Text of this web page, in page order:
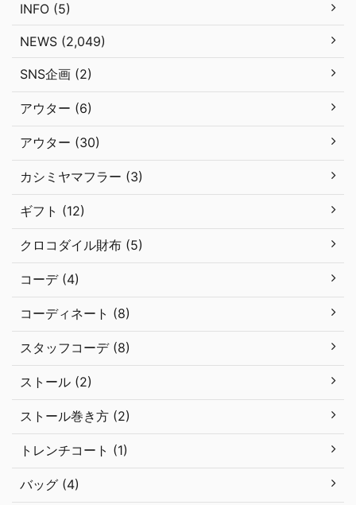
INFO (5)
NEWS (2,049)
SNS企画 (2)
アウター (6)
アウター (30)
カシミヤマフラー (3)
ギフト (12)
クロコダイル財布 (5)
コーデ (4)
コーディネート (8)
スタッフコーデ (8)
ストール (2)
ストール巻き方 (2)
トレンチコート (1)
バッグ (4)